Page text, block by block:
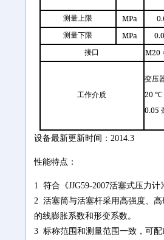
测量上限 MPa
测量下限 MPa
接口 M20
工作介质
变压
20℃
0.05
设备最新更新时间：2014.3
性能特点：
1 符合《JJG59-2007活塞式压力
2 活塞筒与活塞杆采用高强度、
的线膨胀系数和形变系数。
3 标称范围和测量范围一致，可配